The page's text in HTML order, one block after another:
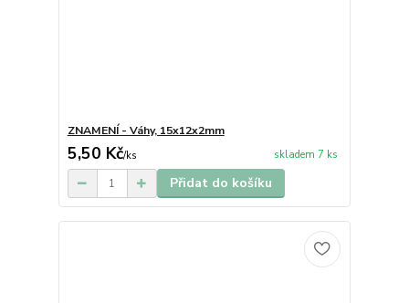
ZNAMENÍ - Váhy, 15x12x2mm
5,50 Kč/ks skladem 7 ks
Přidat do košíku